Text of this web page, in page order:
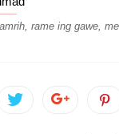
rame ing gawe,